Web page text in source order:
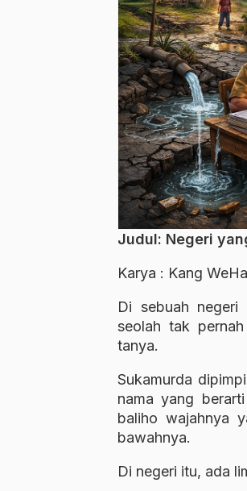
Judul: Negeri
Karya : Kang WeHa
Di sebuah negeri
seolah tak
tanya.
Sukamurda
nama yang
baliho wajahnya
bawahnya.
Di negeri itu, ada